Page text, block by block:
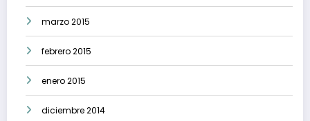
marzo 2015
febrero 2015
enero 2015
diciembre 2014